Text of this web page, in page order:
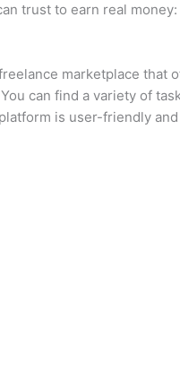
trust to earn real money:
marketplace that
can find a variety of
is user-friendly